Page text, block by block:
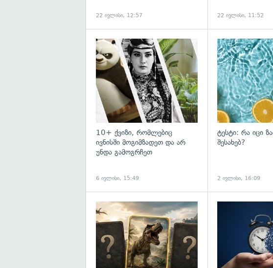
22 ივლისი, 12:57 22 ივლისი, 11:52
გადახედვა
10+ ქვიზი, რომლებიც
ივნისში მოგიმზადეთ და არ
უნდა გამოგრჩეთ
6 ივლისი, 15:49
ტესტი: რა იცი
შესახებ?
2 ივლისი, 16:09